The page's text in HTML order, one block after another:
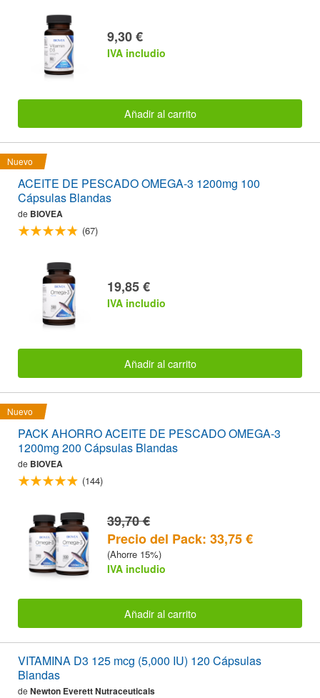
9,30 €
IVA includio
Añadir al carrito
Nuevo
ACEITE DE PESCADO OMEGA-3 1200mg 100
Cápsulas Blandas
de BIOVEA
(67)
19,85 €
IVA includio
Añadir al carrito
Nuevo
PACK AHORRO ACEITE DE PESCADO OMEGA-3
1200mg 200 Cápsulas Blandas
de BIOVEA
(144)
39,70 €
Precio del Pack: 33,75 €
(Ahorre 15%)
IVA includio
Añadir al carrito
VITAMINA D3 125 mcg (5,000 IU) 120 Cápsulas
Blandas
de Newton Everett Nutraceuticals